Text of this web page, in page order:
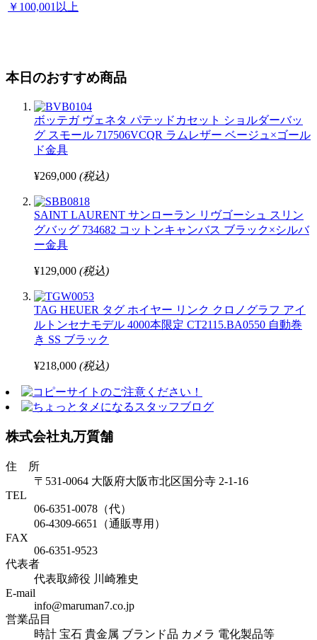
￥100,001以上
本日のおすすめ商品
ボッテガ ヴェネタ パテッドカセット ショルダーバッ
グ スモール 717506VCQR ラムレザー ベージュ×ゴール
ド金具
¥269,000 (税込)
SAINT LAURENT サンローラン リヴゴーシュ スリン
グバッグ 734682 コットンキャンバス ブラック×シルバ
ー金具
¥129,000 (税込)
TAG HEUER タグ ホイヤー リンク クロノグラフ アイ
ルトンセナモデル 4000本限定 CT2115.BA0550 自動巻
き SS ブラック
¥218,000 (税込)
株式会社丸万質舗
住 所
〒531-0064 大阪府大阪市北区国分寺 2-1-16
TEL
06-6351-0078（代）
06-4309-6651（通販専用）
FAX
06-6351-9523
代表者
代表取締役 川崎雅史
E-mail
info@maruman7.co.jp
営業品目
時計 宝石 貴金属 ブランド品 カメラ 電化製品等